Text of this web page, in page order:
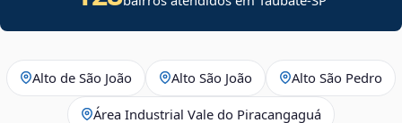
Alto de São João Alto São João Alto São Pedro
Área Industrial Vale do Piracangaguá